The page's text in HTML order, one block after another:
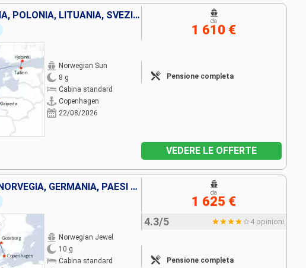
DANIMARCA, GERMANIA, POLONIA, LITUANIA, SVEZIA, ESTONIA, FINLANDIA
Norwegian Sun
8 g
Cabina standard
Copenhagen
22/08/2026
Pensione completa
da
1 610 €
VEDERE LE OFFERTE
DANIMARCA, SVEZIA, NORVEGIA, GERMANIA, PAESI BASSI, BELGIO, FRANCIA, REGNO UNITO
Norwegian Jewel
10 g
Cabina standard
4.3/5 4 opinioni
Pensione completa
da
1 625 €